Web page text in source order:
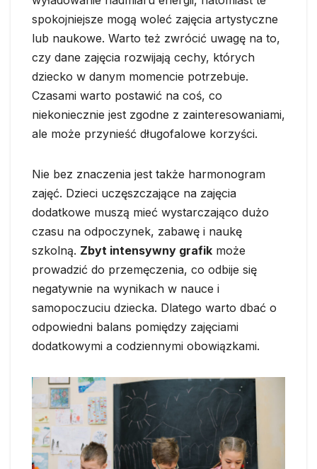
spokojniejsze mogą woleć zajęcia artystyczne
lub naukowe. Warto też zwrócić uwagę na to,
czy dane zajęcia rozwijają cechy, których
dziecko w danym momencie potrzebuje.
Czasami warto postawić na coś, co
niekoniecznie jest zgodne z zainteresowaniami,
ale może przynieść długofalowe korzyści.
Nie bez znaczenia jest także harmonogram
zajęć. Dzieci uczęszczające na zajęcia
dodatkowe muszą mieć wystarczająco dużo
czasu na odpoczynek, zabawę i naukę
szkolną. Zbyt intensywny grafik może
prowadzić do przemęczenia, co odbije się
negatywnie na wynikach w nauce i
samopoczuciu dziecka. Dlatego warto dbać o
odpowiedni balans pomiędzy zajęciami
dodatkowymi a codziennymi obowiązkami.